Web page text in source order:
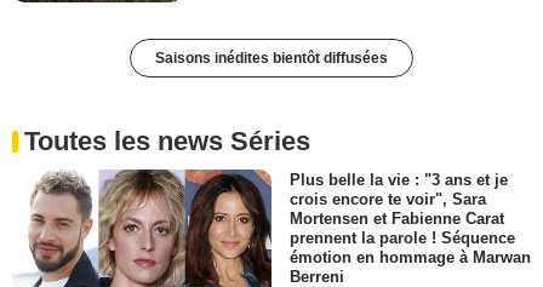
Saisons inédites bientôt diffusées
Toutes les news Séries
Plus belle la vie : "3 ans et je
crois encore te voir", Sara
Mortensen et Fabienne Carat
prennent la parole ! Séquence
émotion en hommage à Marwan
Berreni